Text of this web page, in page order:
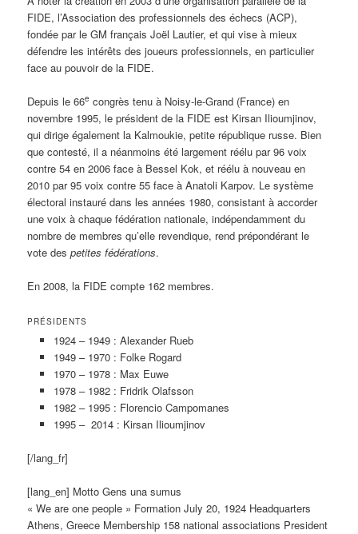
FIDE, l’Association des professionnels des échecs (ACP),
fondée par le GM français Joël Lautier, et qui vise à mieux
défendre les intérêts des joueurs professionnels, en particulier
face au pouvoir de la FIDE.
Depuis le 66e congrès tenu à Noisy-le-Grand (France) en
novembre 1995, le président de la FIDE est Kirsan Ilioumjinov,
qui dirige également la Kalmoukie, petite république russe. Bien
que contesté, il a néanmoins été largement réélu par 96 voix
contre 54 en 2006 face à Bessel Kok, et réélu à nouveau en
2010 par 95 voix contre 55 face à Anatoli Karpov. Le système
électoral instauré dans les années 1980, consistant à accorder
une voix à chaque fédération nationale, indépendamment du
nombre de membres qu’elle revendique, rend prépondérant le
vote despetites fédérations.
En 2008, la FIDE compte 162 membres.
PRÉSIDENTS
1924 – 1949 : Alexander Rueb
1949 – 1970 : Folke Rogard
1970 – 1978 : Max Euwe
1978 – 1982 : Fridrik Olafsson
1982 – 1995 : Florencio Campomanes
1995 – 2014 : Kirsan Ilioumjinov
[/lang_fr]
[lang_en] Motto Gens una sumus
« We are one people » Formation July 20, 1924 Headquarters
Athens, Greece Membership 158 national associations President